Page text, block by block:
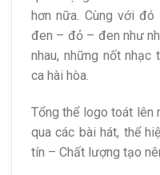
hơn nữa. Cùng với
đen – đỏ – đen như
nhau, những nốt nhạc
ca hài hòa.
Tổng thể logo toát lên
qua các bài hát, thể
tín – Chất lượng tạo